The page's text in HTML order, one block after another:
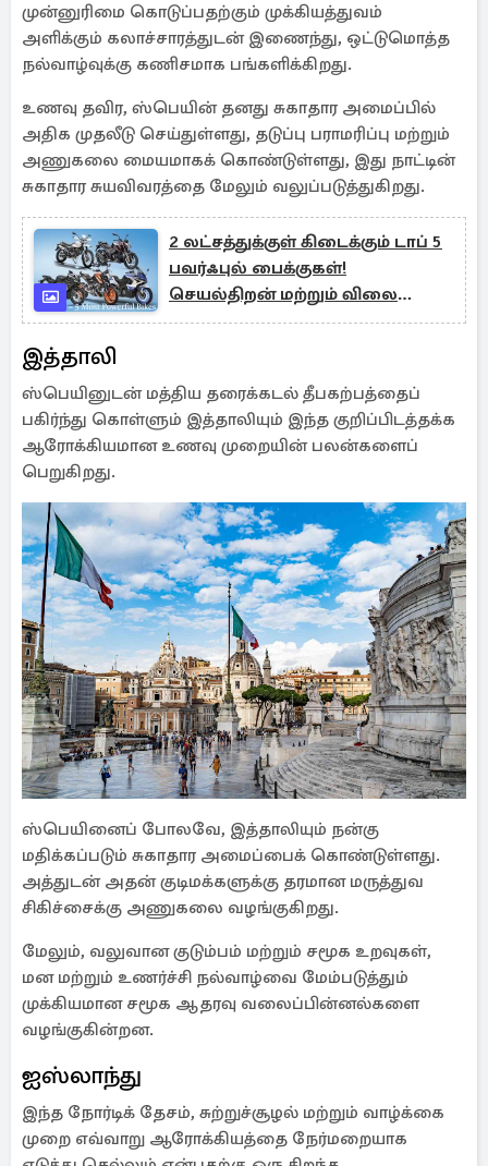
முன்னுரிமை கொடுப்பதற்கும் முக்கியத்துவம்
அளிக்கும் கலாச்சாரத்துடன் இணைந்து, ஒட்டுமொத்த
நல்வாழ்வுக்கு கணிசமாக பங்களிக்கிறது.
உணவு தவிர, ஸ்பெயின் தனது சுகாதார அமைப்பில்
அதிக முதலீடு செய்துள்ளது, தடுப்பு பராமரிப்பு மற்றும்
அணுகலை மையமாகக் கொண்டுள்ளது, இது நாட்டின்
சுகாதார சுயவிவரத்தை மேலும் வலுப்படுத்துகிறது.
2 லட்சத்துக்குள் கிடைக்கும் டாப் 5
பவர்ஃபுல் பைக்குகள்!
செயல்திறன் மற்றும் விலை
விவரங்கள் இதோ
இத்தாலி
ஸ்பெயினுடன் மத்திய தரைக்கடல் தீபகற்பத்தைப்
பகிர்ந்து கொள்ளும் இத்தாலியும் இந்த குறிப்பிடத்தக்க
ஆரோக்கியமான உணவு முறையின் பலன்களைப்
பெறுகிறது.
ஸ்பெயினைப் போலவே, இத்தாலியும் நன்கு
மதிக்கப்படும் சுகாதார அமைப்பைக் கொண்டுள்ளது.
அத்துடன் அதன் குடிமக்களுக்கு தரமான மருத்துவ
சிகிச்சைக்கு அணுகலை வழங்குகிறது.
மேலும், வலுவான குடும்பம் மற்றும் சமூக உறவுகள்,
மன மற்றும் உணர்ச்சி நல்வாழ்வை மேம்படுத்தும்
முக்கியமான சமூக ஆதரவு வலைப்பின்னல்களை
வழங்குகின்றன.
ஐஸ்லாந்து
இந்த நோர்டிக் தேசம், சுற்றுச்சூழல் மற்றும் வாழ்க்கை
முறை எவ்வாறு ஆரோக்கியத்தை நேர்மறையாக